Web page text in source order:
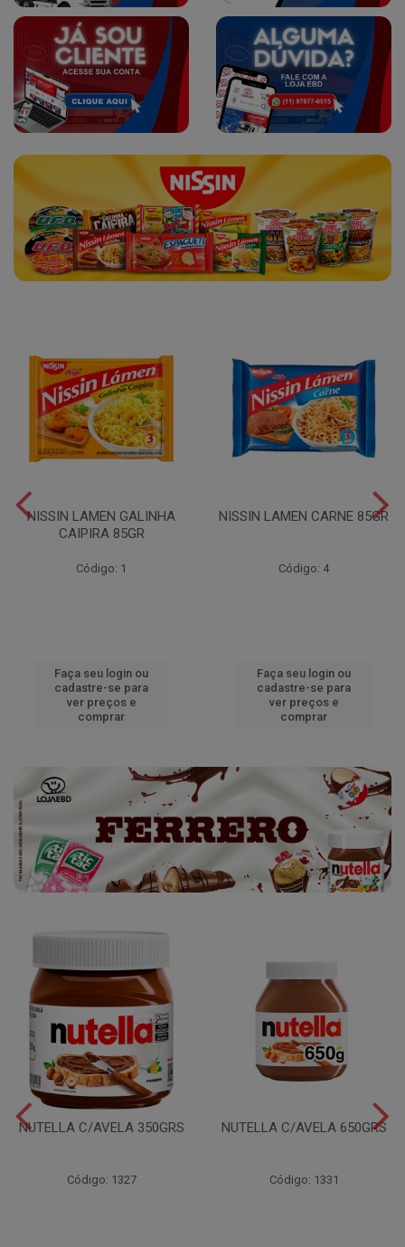
NISSIN LAMEN GALINHA
CAIPIRA 85GR
Código: 1
Faça seu login ou
cadastre-se para
ver preços e
comprar
NISSIN LAMEN CARNE 85GR
Código: 4
Faça seu login ou
cadastre-se para
ver preços e
comprar
NUTELLA C/AVELA 350GRS
Código: 1327
NUTELLA C/AVELA 650GRS
Código: 1331